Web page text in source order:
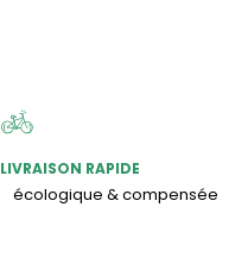
LIVRAISON RAPIDE
écologique & compensée